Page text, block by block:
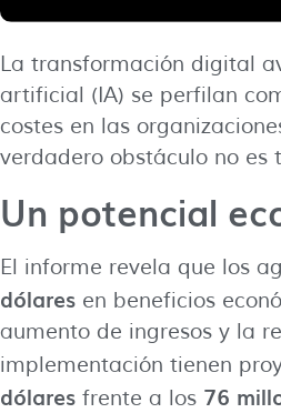
La transformación digital
artificial (IA) se perfilan
costes en las
verdadero obstáculo no es
Un potencial
El informe revela que los
dólares en beneficios
aumento de ingresos y la
implementación tienen
dólares frente a los 76